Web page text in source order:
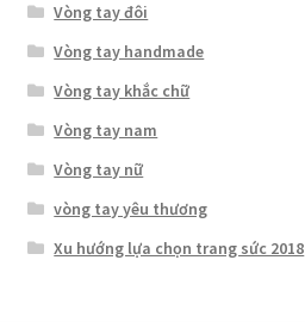
Vòng tay đôi
Vòng tay handmade
Vòng tay khắc chữ
Vòng tay nam
Vòng tay nữ
vòng tay yêu thương
Xu hướng lựa chọn trang sức 2018